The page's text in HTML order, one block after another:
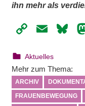
ihn mehr als
Copy
14. März 2024
webmam
Aktuelles
Mehr zum Thema:
ARCHIV
FRAUENBEWEGUNG